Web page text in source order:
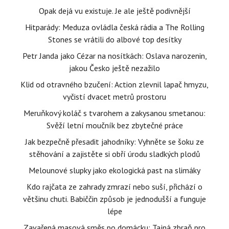
Opak dejá vu existuje. Je ale ještě podivnější
Hitparády: Meduza ovládla česká rádia a The Rolling
Stones se vrátili do albové top desítky
Petr Janda jako Cézar na nosítkách: Oslava narozenin,
jakou Česko ještě nezažilo
Klid od otravného bzučení: Action zlevnil lapač hmyzu,
vyčistí dvacet metrů prostoru
Meruňkový koláč s tvarohem a zakysanou smetanou:
Svěží letní moučník bez zbytečné práce
Jak bezpečně přesadit jahodníky: Vyhněte se šoku ze
stěhování a zajistěte si obří úrodu sladkých plodů
Melounové slupky jako ekologická past na slimáky
Kdo rajčata ze zahrady zmrazí nebo suší, přichází o
většinu chuti. Babiččin způsob je jednodušší a funguje
lépe